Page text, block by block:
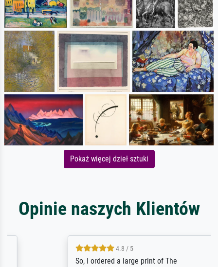
Pokaż więcej dzieł sztuki
Opinie naszych Klientów
4.8 / 5
So, I ordered a large print of The